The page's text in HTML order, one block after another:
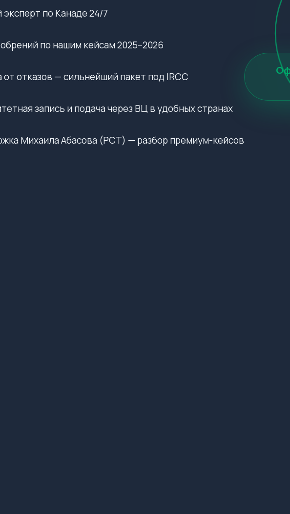
по Канаде 24/7
по нашим кейсам 2025–2026
отказов — сильнейший пакет под IRCC
запись и подача через ВЦ в удобных странах
Михаила Абасова (РСТ) — разбор премиум-кейсов